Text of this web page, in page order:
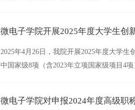
微电子学院开展2025年度大学生创
2025年4月26日，我院开展2025年度大学
中国家级8项（含2023年立项国家级项目4
微电子学院对申报2024年度高级职